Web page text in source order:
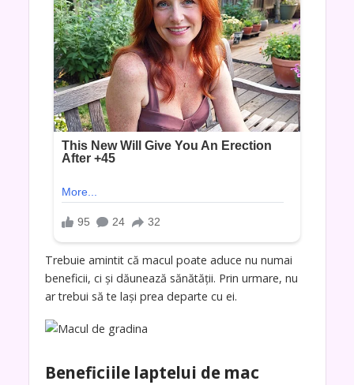
Trebuie amintit că macul poate aduce nu numai
beneficii, ci și dăunează sănătății. Prin urmare, nu
ar trebui să te lași prea departe cu ei.
Beneficiile laptelui de mac